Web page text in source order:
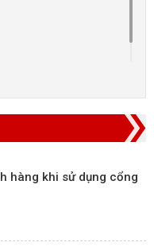
hàng khi sử dụng cổng